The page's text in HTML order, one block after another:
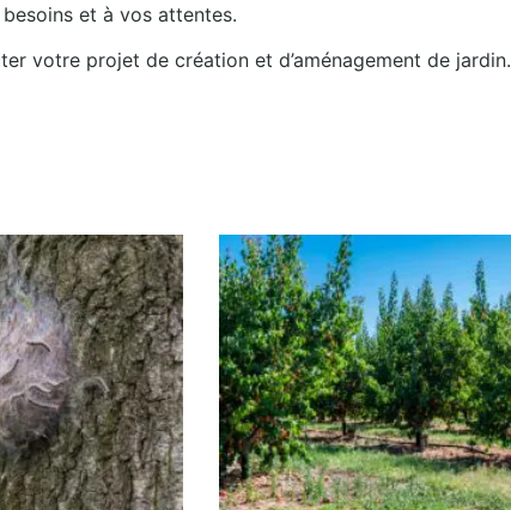
et à vos attentes.
votre projet de création et d’aménagement de jardin.